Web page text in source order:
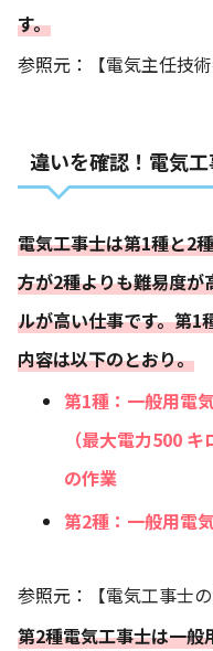
す。
参照元：
【電気主任技
違いを確認！電気
電気工事士は第1種と2
方が2種よりも難易度が
ルが高い仕事です。第1
内容は以下のとおり。
第1種：一般用電
（最大電力500
の作業
第2種：一般用電
参照元：
【電気工事士の
第2種電気工事士は一般